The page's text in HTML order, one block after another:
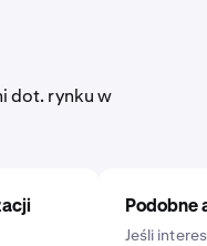
chcesz wydać, i
i wybierając
lub co miesiąc.
dot. rynku w
Podobne
Jeśli